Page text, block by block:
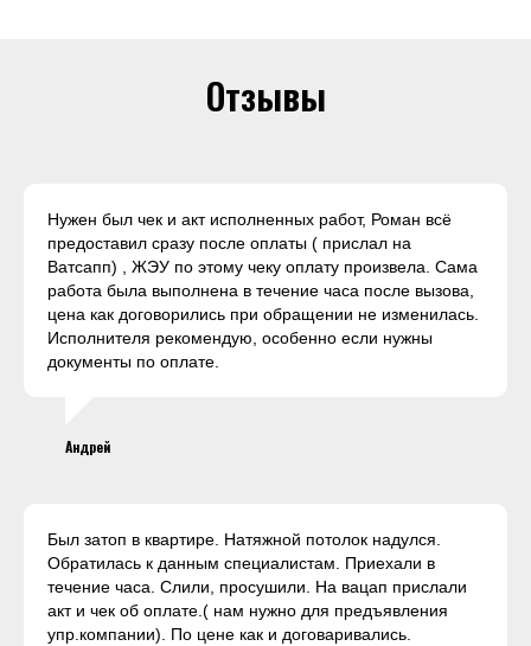
Отзывы
Нужен был чек и акт исполненных работ, Роман всё
предоставил сразу после оплаты ( прислал на
Ватсапп) , ЖЭУ по этому чеку оплату произвела. Сама
работа была выполнена в течение часа после вызова,
цена как договорились при обращении не изменилась.
Исполнителя рекомендую, особенно если нужны
документы по оплате.
Андрей
Был затоп в квартире. Натяжной потолок надулся.
Обратилась к данным специалистам. Приехали в
течение часа. Слили, просушили. На вацап прислали
акт и чек об оплате.( нам нужно для предъявления
упр.компании). По цене как и договаривались.